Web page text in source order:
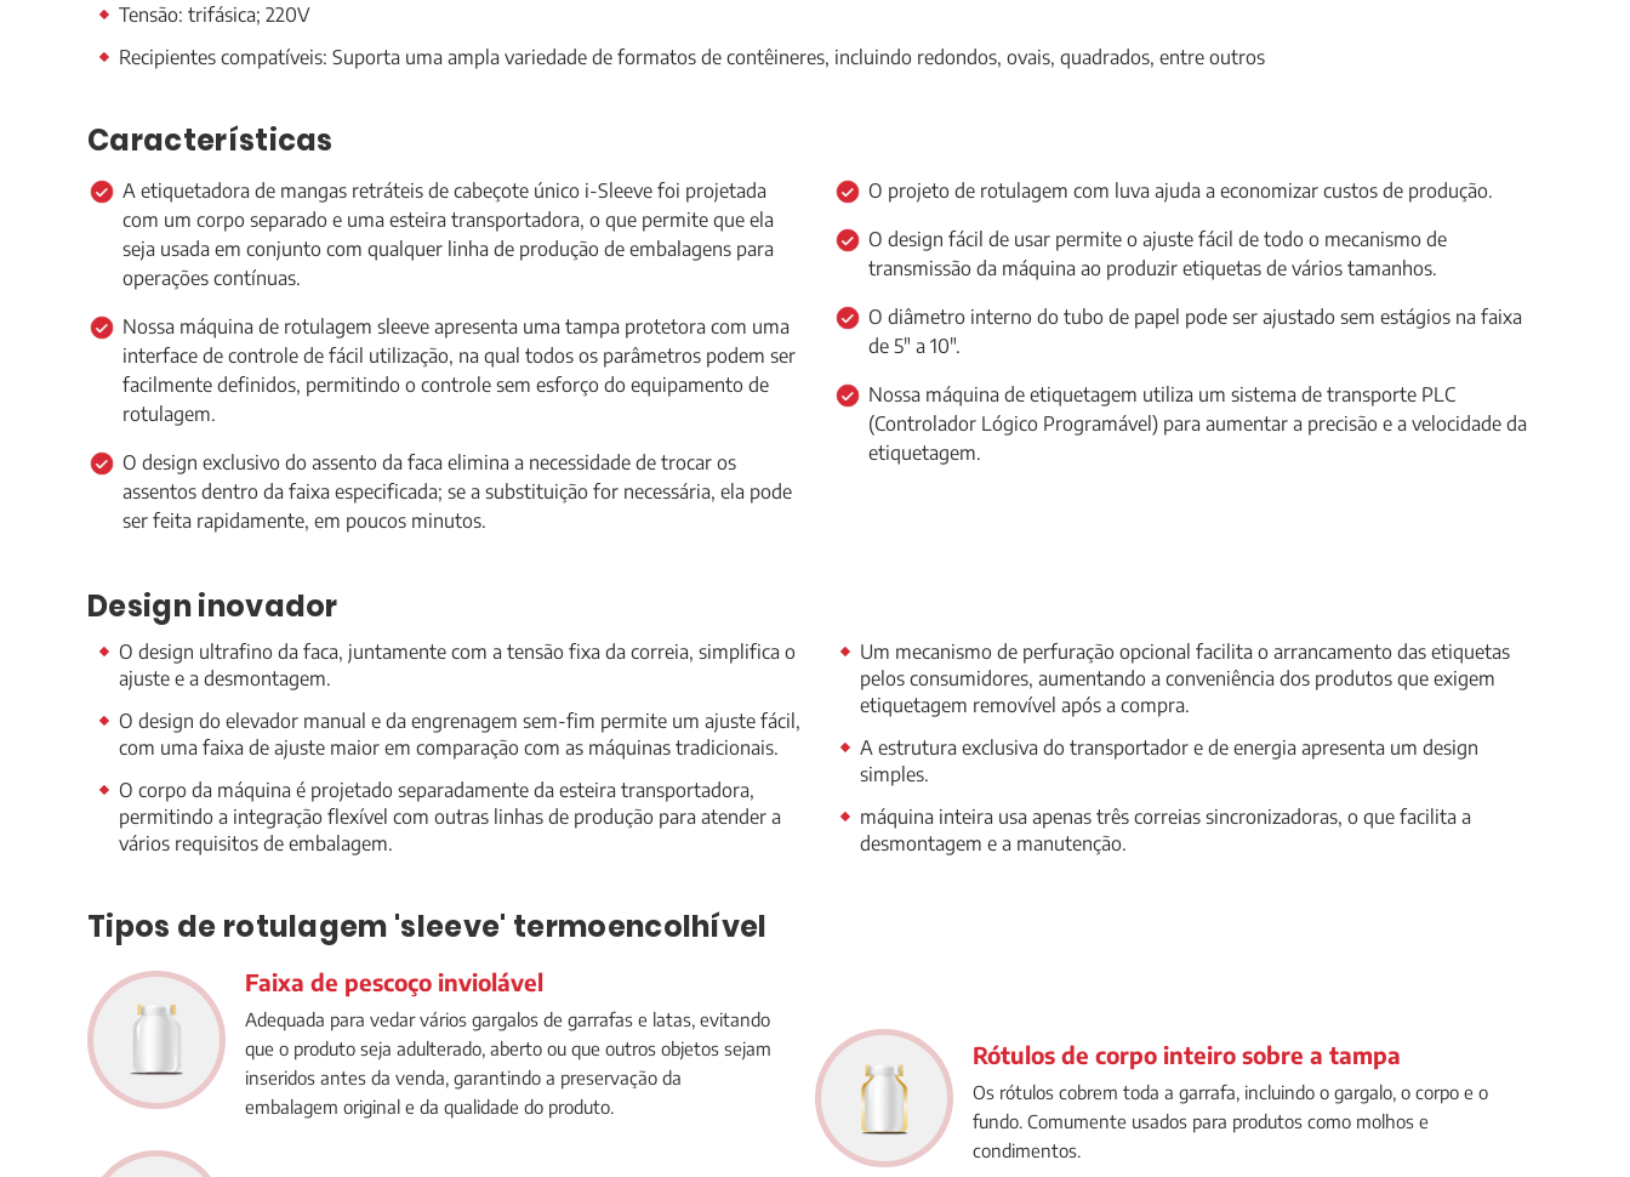
Tensão: trifásica; 220V
Recipientes compatíveis: Suporta uma ampla variedade de formatos de contêineres, incluindo redondos, ovais, quadrados, entre outros
Características
A etiquetadora de mangas retráteis de cabeçote único i-Sleeve foi projetada
com um corpo separado e uma esteira transportadora, o que permite que ela
seja usada em conjunto com qualquer linha de produção de embalagens para
operações contínuas.
Nossa máquina de rotulagem sleeve apresenta uma tampa protetora com uma
interface de controle de fácil utilização, na qual todos os parâmetros podem ser
facilmente definidos, permitindo o controle sem esforço do equipamento de
rotulagem.
O design exclusivo do assento da faca elimina a necessidade de trocar os
assentos dentro da faixa especificada; se a substituição for necessária, ela pode
ser feita rapidamente, em poucos minutos.
O projeto de rotulagem com luva ajuda a economizar custos de produção.
O design fácil de usar permite o ajuste fácil de todo o mecanismo de
transmissão da máquina ao produzir etiquetas de vários tamanhos.
O diâmetro interno do tubo de papel pode ser ajustado sem estágios na faixa
de 5" a 10".
Nossa máquina de etiquetagem utiliza um sistema de transporte PLC
(Controlador Lógico Programável) para aumentar a precisão e a velocidade da
etiquetagem.
Design inovador
O design ultrafino da faca, juntamente com a tensão fixa da correia, simplifica o
ajuste e a desmontagem.
O design do elevador manual e da engrenagem sem-fim permite um ajuste fácil,
com uma faixa de ajuste maior em comparação com as máquinas tradicionais.
O corpo da máquina é projetado separadamente da esteira transportadora,
permitindo a integração flexível com outras linhas de produção para atender a
vários requisitos de embalagem.
Um mecanismo de perfuração opcional facilita o arrancamento das etiquetas
pelos consumidores, aumentando a conveniência dos produtos que exigem
etiquetagem removível após a compra.
A estrutura exclusiva do transportador e de energia apresenta um design
simples.
máquina inteira usa apenas três correias sincronizadoras, o que facilita a
desmontagem e a manutenção.
Tipos de rotulagem 'sleeve' termoencolhível
Faixa de pescoço inviolável
Adequada para vedar vários gargalos de garrafas e latas, evitando
que o produto seja adulterado, aberto ou que outros objetos sejam
inseridos antes da venda, garantindo a preservação da
embalagem original e da qualidade do produto.
Rótulos de corpo inteiro sobre a tampa
Os rótulos cobrem toda a garrafa, incluindo o gargalo, o corpo e o
fundo. Comumente usados para produtos como molhos e
condimentos.